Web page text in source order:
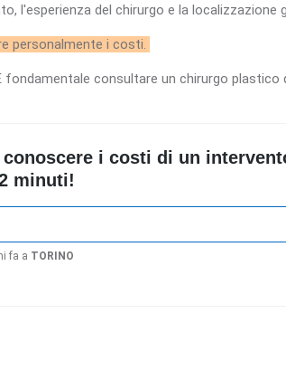
l'esperienza del chirurgo e la localizzazione
personalmente i costi.
fondamentale consultare un chirurgo plastico
i costi di un
minuti!
fa a TORINO